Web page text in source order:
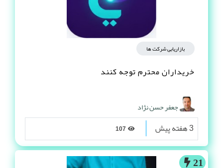
بازاریابی شرکت ها
خریداران محترم توجه کنند
جعفر حسن نژاد
3 هفته پیش
21